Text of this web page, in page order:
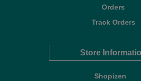
Orders
Track Orders
Store
Shopizen